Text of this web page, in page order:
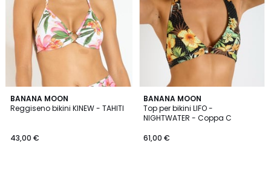
BANANA MOON
Reggiseno bikini KINEW - TAHITI
43,00 €
BANANA MOON
Top per bikini LIFO -
NIGHTWATER - Coppa C
61,00 €